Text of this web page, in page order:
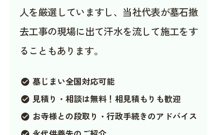
人を厳選していますし、当社代表が墓石撤
去工事の現場に出て汗水を流して施工をす
ることもあります。
check_circle 墓じまい全国対応可能
check_circle 見積り・相談は無料！相見積もりも歓迎
check_circle お寺様との段取り・行政手続きのアドバイス